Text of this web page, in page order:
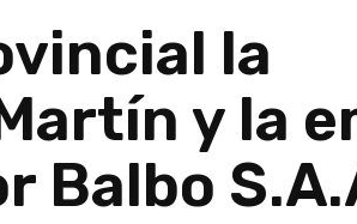
la
y la
Balbo